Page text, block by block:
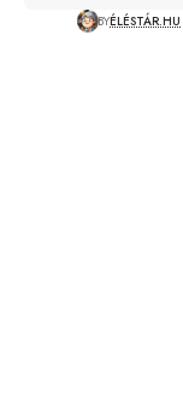
BYÉLÉSTÁR.HU